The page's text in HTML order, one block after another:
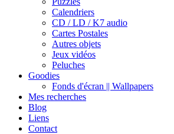
Calendriers
CD / LD / K7 audio
Cartes Postales
Autres objets
Jeux vidéos
Peluches
Goodies
Fonds d'écran || Wallpapers
Mes recherches
Blog
Liens
Contact